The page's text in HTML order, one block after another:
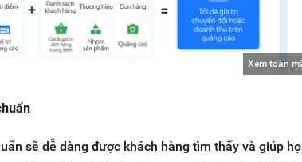
Xem toàn
sẽ dễ dàng được khách hàng tìm thấy và giúp